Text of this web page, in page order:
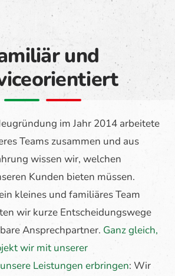
und
im Jahr 2014 arbeitete
Teams zusammen und aus
wissen wir, welchen
Kunden bieten müssen.
kleines und familiäres Team
wir kurze Entscheidungswege
Ansprechpartner. Ganz gleich,
wir mit unserer
Leistungen erbringen: Wir